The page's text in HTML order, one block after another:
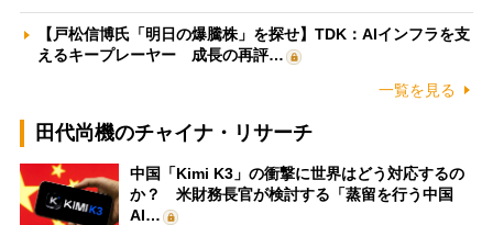
【戸松信博氏「明日の爆騰株」を探せ】TDK：AIインフラを支
えるキープレーヤー 成長の再評…
一覧を見る
田代尚機のチャイナ・リサーチ
中国「Kimi K3」の衝撃に世界はどう対応するの
か？ 米財務長官が検討する「蒸留を行う中国
AI…